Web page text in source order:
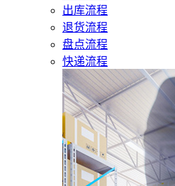
出库流程
退货流程
盘点流程
快递流程